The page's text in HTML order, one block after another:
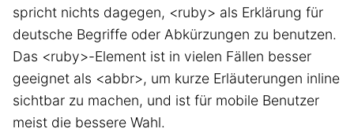
spricht nichts dagegen, <ruby> als Erklärung für
deutsche Begriffe oder Abkürzungen zu benutzen.
Das <ruby>-Element ist in vielen Fällen besser
geeignet als <abbr>, um kurze Erläuterungen inline
sichtbar zu machen, und ist für mobile Benutzer
meist die bessere Wahl.